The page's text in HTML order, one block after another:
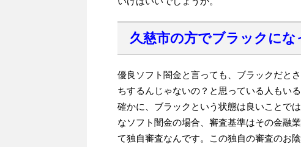
久慈市の方でブラックにな
優良ソフト闇金と言っても、ブラックだと
ちするんじゃないの？と思っている人もいる
確かに、ブラックという状態は良いことで
なソフト闇金の場合、審査基準はその金融
て独自審査なんです。この独自の審査のお